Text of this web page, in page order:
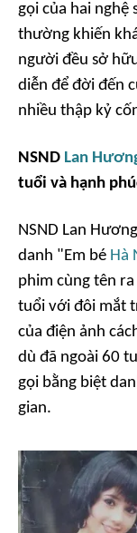
gọi của hai nghệ
thường khiến
người đều sở
diễn để đời đến
nhiều thập kỷ
NSND Lan
tuổi và hạnh
NSND Lan
danh "Em bé Hà
phim cùng tên
tuổi với đôi mắt
của điện ảnh
dù đã ngoài 60
gọi bằng biệt
gian.